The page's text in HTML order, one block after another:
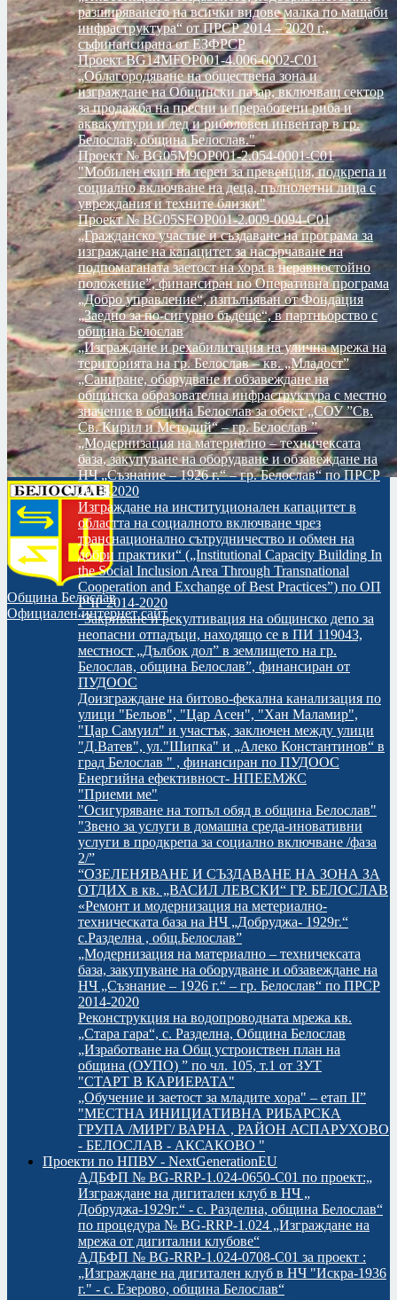
Община Белослав
Официален интернет сайт
разширяването на всички видове малка по мащаби
инфраструктура“ от ПРСР 2014 – 2020 г.,
съфинансирана от ЕЗФРСР
Проект BG14MFOP001-4.006-0002-C01
„Облагородяване на обществена зона и
изграждане на Общински пазар, включващ сектор
за продажба на пресни и преработени риба и
аквакултури и лед и риболовен инвентар в гр.
Белослав, община Белослав."
Проект № BG05M9OP001-2.054-0001-C01
"Мобилен екип на терен за превенция, подкрепа и
социално включване на деца, пълнолетни лица с
увреждания и техните близки"
Проект № BG05SFOP001-2.009-0094-C01
„Гражданско участие и създаване на програма за
изграждане на капацитет за насърчаване на
подпомаганата заетост на хора в неравностойно
положение”, финансиран по Оперативна програма
„Добро управление“, изпълняван от Фондация
„Заедно за по-сигурно бъдеще“, в партньорство с
община Белослав
„Изграждане и рехабилитация на улична мрежа на
територията на гр. Белослав – кв. „Младост”
„Саниране, оборудване и обзавеждане на
общинска образователна инфраструктура с местно
значение в община Белослав за обект „СОУ ”Св.
Св. Кирил и Методий“ – гр. Белослав ”
„Модернизация на материално – техничексата
база, закупуване на оборудване и обзавеждане на
НЧ „Съзнание – 1926 г.“ – гр. Белослав“ по ПРСР
2014-2020
Изграждане на институционален капацитет в
областта на социалното включване чрез
транснационално сътрудничество и обмен на
добри практики“ („Institutional Capacity Building In
the Social Inclusion Area Through Transnational
Cooperation and Exchange of Best Practices”) по ОП
РЧР 2014-2020
“Закриване и рекултивация на общинско депо за
неопасни отпадъци, находящо се в ПИ 119043,
местност „Дълбок дол” в землището на гр.
Белослав, община Белослав”, финансиран от
ПУДООС
Доизграждане на битово-фекална канализация по
улици "Бельов", "Цар Асен", "Хан Маламир",
"Цар Самуил" и участък, заключен между улици
"Д.Ватев", ул."Шипка" и „Алеко Константинов“ в
град Белослав " , финансиран по ПУДООС
Енергийна ефективност- НПЕЕМЖС
"Приеми ме"
"Осигуряване на топъл обяд в община Белослав"
"Звено за услуги в домашна среда-иновативни
услуги в продкрепа за социално включване /фаза
2/”
“ОЗЕЛЕНЯВАНЕ И СЪЗДАВАНЕ НА ЗОНА ЗА
ОТДИХ в кв. „ВАСИЛ ЛЕВСКИ“ ГР. БЕЛОСЛАВ
«Ремонт и модернизация на метериално-
техническата база на НЧ „Добруджа- 1929г.“
с.Разделна , общ.Белослав”
„Модернизация на материално – техничексата
база, закупуване на оборудване и обзавеждане на
НЧ „Съзнание – 1926 г.“ – гр. Белослав“ по ПРСР
2014-2020
Реконструкция на водопроводната мрежа кв.
„Стара гара“, с. Разделна, Община Белослав
„Изработване на Общ устроиствен план на
община (ОУПО) ” по чл. 105, т.1 от ЗУТ
"СТАРТ В КАРИЕРАТА"
„Обучение и заетост за младите хора" – етап II”
"МЕСТНА ИНИЦИАТИВНА РИБАРСКА
ГРУПА /МИРГ/ ВАРНА , РАЙОН АСПАРУХОВО
- БЕЛОСЛАВ - АКСАКОВО "
Проекти по НПВУ - NextGenerationEU
АДБФП № BG-RRP-1.024-0650-C01 по проект:„
Изграждане на дигитален клуб в НЧ „
Добруджа-1929г.“ - с. Разделна, община Белослав“
по процедура № BG-RRP-1.024 „Изграждане на
мрежа от дигитални клубове“
АДБФП № BG-RRP-1.024-0708-C01 за проект :
„Изграждане на дигитален клуб в НЧ "Искра-1936
г." - с. Езерово, община Белослав“